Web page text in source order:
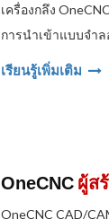
เครื่องกลึง
การนำเข้าแบบจำ
เรียนรู้เพิ่มเติม
OneCNC ผู้ส
OneCNC CAD/